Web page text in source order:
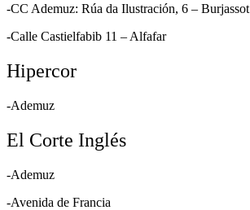
-CC Ademuz: Rúa da Ilustración, 6 – Burjassot
-Calle Castielfabib 11 – Alfafar
Hipercor
-Ademuz
El Corte Inglés
-Ademuz
-Avenida de Francia